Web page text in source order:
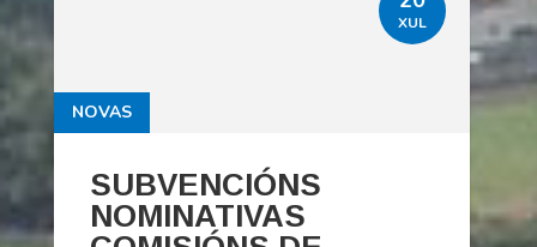
SUBVENCIÓNS
NOMINATIVAS
NOVAS
XUL